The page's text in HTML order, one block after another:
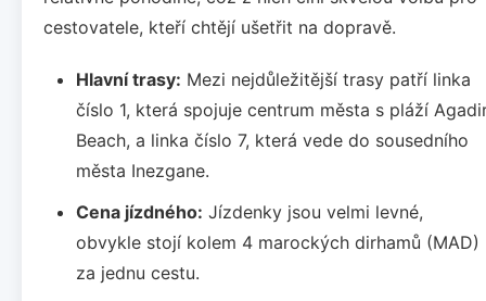
cestovatele, kteří chtějí ušetřit na dopravě.
Hlavní trasy: Mezi nejdůležitější trasy patří linka
číslo 1, která spojuje centrum města s pláží
Beach, a linka číslo 7, která vede do sousedního
města Inezgane.
Cena jízdného: Jízdenky jsou velmi levné,
obvykle stojí kolem 4 marockých dirhamů (MAD)
za jednu cestu.